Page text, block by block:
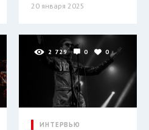
20 января 2025
2 729 0 0
ИНТЕРВЬЮ